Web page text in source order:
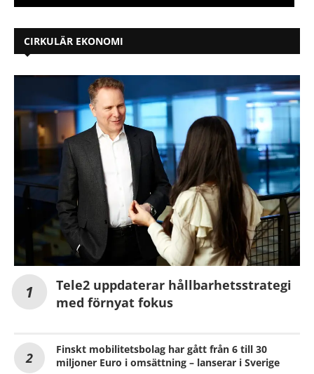
CIRKULÄR EKONOMI
Tele2 uppdaterar hållbarhetsstrategi
med förnyat fokus
Finskt mobilitetsbolag har gått från 6 till 30
miljoner Euro i omsättning – lanserar i Sverige